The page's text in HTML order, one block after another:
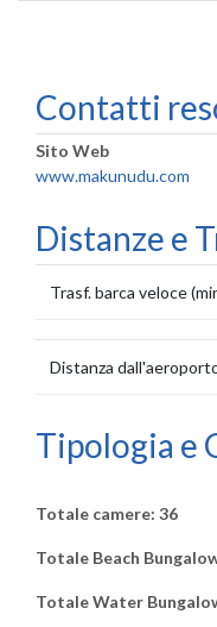
Contatti
Sito Web
www.makunudu.com
Distanze e
Trasf. barca veloce
Distanza
Tipologia e
Totale camere: 36
Totale Beach
Totale Water